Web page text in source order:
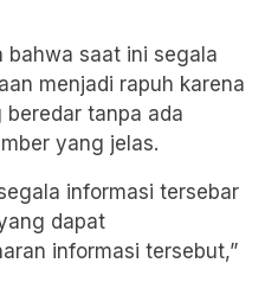
bahwa saat ini segala
menjadi rapuh karena
tanpa ada
yang jelas.
informasi tersebar
dapat
informasi tersebut,”